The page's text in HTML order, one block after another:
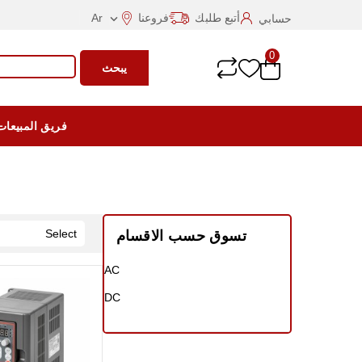
Ar  فروعنا أتبع طلبك حسابي
يبحث
0
فريق
تسوق حسب الاقسام
AC
DC
Select